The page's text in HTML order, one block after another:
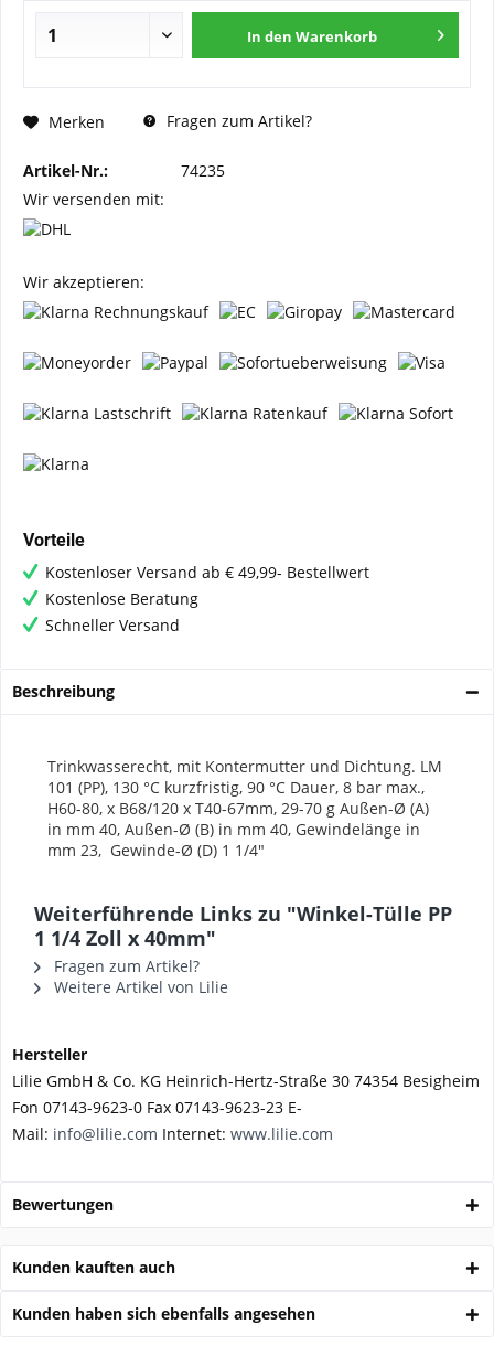
In den Warenkorb
Merken Fragen zum Artikel?
Artikel-Nr.:
74235
Wir versenden mit:
Wir akzeptieren:
Vorteile
Kostenloser Versand ab € 49,99- Bestellwert
Kostenlose Beratung
Schneller Versand
Beschreibung
Trinkwasserecht, mit Kontermutter und Dichtung. LM
101 (PP), 130 °C kurzfristig, 90 °C Dauer, 8 bar max.,
H60-80, x B68/120 x T40-67mm, 29-70 g Außen-Ø (A)
in mm 40, Außen-Ø (B) in mm 40, Gewindelänge in
mm 23, Gewinde-Ø (D) 1 1/4"
Weiterführende Links zu "Winkel-Tülle PP
1 1/4 Zoll x 40mm"
Fragen zum Artikel?
Weitere Artikel von Lilie
Hersteller
Lilie GmbH & Co. KG Heinrich-Hertz-Straße 30 74354 Besigheim
Fon 07143-9623-0 Fax 07143-9623-23 E-
Mail: info@lilie.com Internet: www.lilie.com
Bewertungen
Kunden kauften auch
Kunden haben sich ebenfalls angesehen